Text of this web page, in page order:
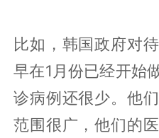
比如，韩国政府对
早在1月份已经开始
诊病例还很少。他
范围很广，他们的